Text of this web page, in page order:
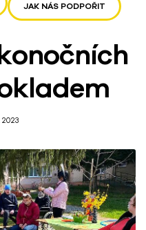
JAK NÁS PODPOŘIT
2023